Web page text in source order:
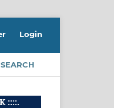
SEARCH
Login
::::.